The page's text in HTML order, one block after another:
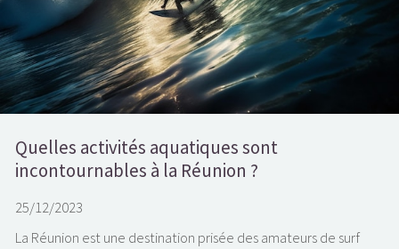
Quelles activités aquatiques sont
incontournables à la Réunion ?
25/12/2023
La Réunion est une destination prisée des amateurs de surf